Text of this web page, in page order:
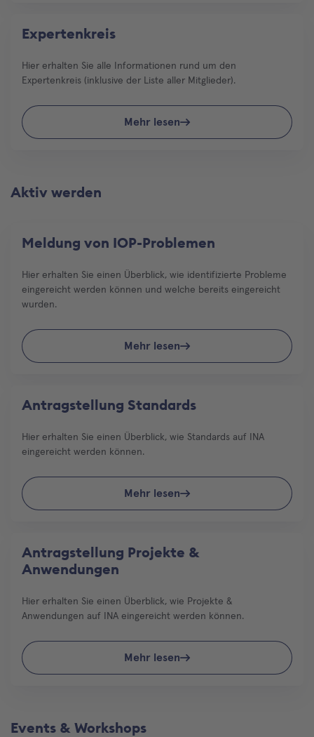
Expertenkreis
Hier erhalten Sie alle Informationen rund um den
Expertenkreis (inklusive der Liste aller Mitglieder).
Mehr lesen
Aktiv werden
Meldung von IOP-Problemen
Hier erhalten Sie einen Überblick, wie identifizierte Probleme
eingereicht werden können und welche bereits eingereicht
wurden.
Mehr lesen
Antragstellung Standards
Hier erhalten Sie einen Überblick, wie Standards auf INA
eingereicht werden können.
Mehr lesen
Antragstellung Projekte &
Anwendungen
Hier erhalten Sie einen Überblick, wie Projekte &
Anwendungen auf INA eingereicht werden können.
Mehr lesen
Events & Workshops